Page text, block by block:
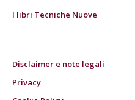
I libri Tecniche Nuove
Disclaimer e note legali
Privacy